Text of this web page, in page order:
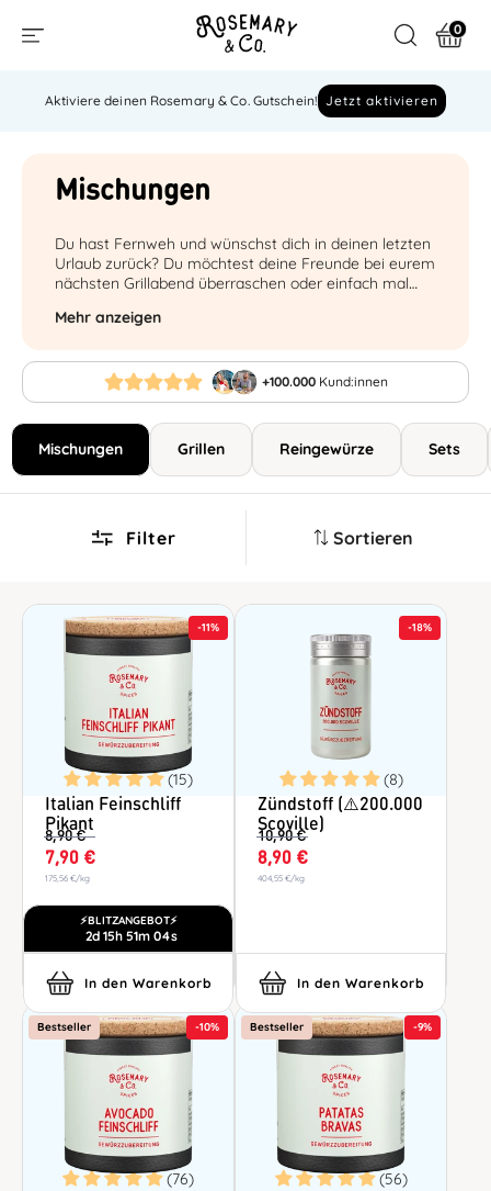
0
Aktiviere deinen Rosemary & Co. Gutschein! Jetzt aktivieren
Mischungen
Du hast Fernweh und wünschst dich in deinen letzten
Urlaub zurück? Du möchtest deine Freunde bei eurem
nächsten Grillabend überraschen oder einfach mal
versuche doch mal Rosemarys Gewürzmischungen!
Mehr anzeigen
+100.000 Kund:innen
Mischungen Grillen Reingewürze Sets
Filter Sortieren
-11%
(15)
Italian Feinschliff
Pikant
8,90 €
7,90 €
175,56 €/kg
⚡️BLITZANGEBOT⚡️
2d 15h 51m 03s
In den Warenkorb
-18%
(8)
Zündstoff (⚠️200.000
Scoville)
10,90 €
8,90 €
404,55 €/kg
In den Warenkorb
-10%
Bestseller
(76)
-9%
Bestseller
(56)